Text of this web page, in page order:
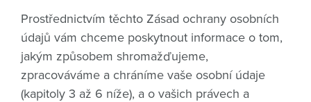
Prostřednictvím těchto Zásad ochrany osobních
údajů vám chceme poskytnout informace o tom,
jakým způsobem shromažďujeme,
zpracováváme a chráníme vaše osobní údaje
(kapitoly 3 až 6 níže), a o vašich právech a